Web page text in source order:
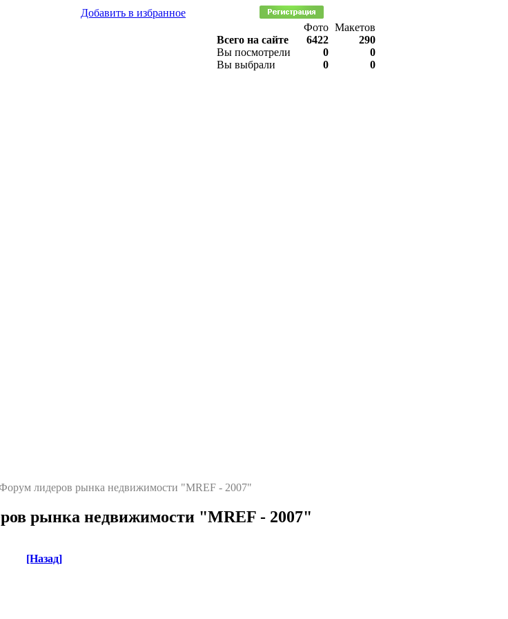
Добавить в избранное
Фото Макетов
Всего на сайте
6422
290
Вы посмотрели
0
0
Вы выбрали
0
0
лидеров рынка недвижимости "MREF - 2007"
рынка недвижимости "MREF - 2007"
[Назад]